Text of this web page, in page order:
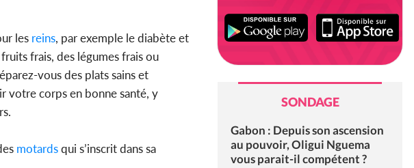
les reins, par exemple le diabète et
frais, des légumes frais ou
vous des plats sains et
votre corps en bonne santé, y
motardsqui s’inscrit dans sa
SONDAGE
Gabon : Depuis son ascension
au pouvoir, Oligui Nguema
vous parait-il compétent ?